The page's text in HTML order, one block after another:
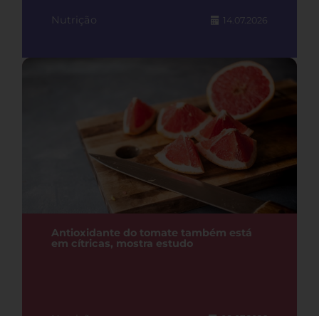
Nutrição 14.07.2026
Antioxidante do tomate também está
em cítricas, mostra estudo